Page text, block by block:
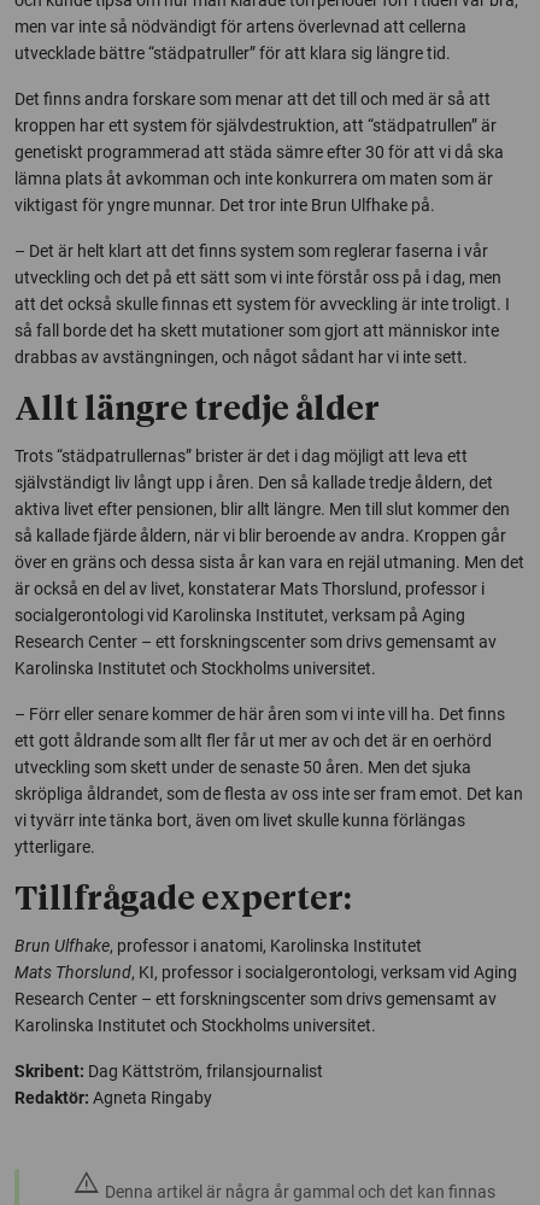
men var inte så nödvändigt för artens överlevnad att cellerna
utvecklade bättre “städpatruller” för att klara sig längre tid.
Det finns andra forskare som menar att det till och med är så att
kroppen har ett system för självdestruktion, att “städpatrullen” är
genetiskt programmerad att städa sämre efter 30 för att vi då ska
lämna plats åt avkomman och inte konkurrera om maten som är
viktigast för yngre munnar. Det tror inte Brun Ulfhake på.
– Det är helt klart att det finns system som reglerar faserna i vår
utveckling och det på ett sätt som vi inte förstår oss på i dag, men
att det också skulle finnas ett system för avveckling är inte troligt. I
så fall borde det ha skett mutationer som gjort att människor inte
drabbas av avstängningen, och något sådant har vi inte sett.
Allt längre tredje ålder
Trots “städpatrullernas” brister är det i dag möjligt att leva ett
självständigt liv långt upp i åren. Den så kallade tredje åldern, det
aktiva livet efter pensionen, blir allt längre. Men till slut kommer den
så kallade fjärde åldern, när vi blir beroende av andra. Kroppen går
över en gräns och dessa sista år kan vara en rejäl utmaning. Men det
är också en del av livet, konstaterar Mats Thorslund, professor i
socialgerontologi vid Karolinska Institutet, verksam på Aging
Research Center – ett forskningscenter som drivs gemensamt av
Karolinska Institutet och Stockholms universitet.
– Förr eller senare kommer de här åren som vi inte vill ha. Det finns
ett gott åldrande som allt fler får ut mer av och det är en oerhörd
utveckling som skett under de senaste 50 åren. Men det sjuka
skröpliga åldrandet, som de flesta av oss inte ser fram emot. Det kan
vi tyvärr inte tänka bort, även om livet skulle kunna förlängas
ytterligare.
Tillfrågade experter:
Brun Ulfhake, professor i anatomi, Karolinska Institutet
Mats Thorslund, KI, professor i socialgerontologi, verksam vid Aging
Research Center – ett forskningscenter som drivs gemensamt av
Karolinska Institutet och Stockholms universitet.
Skribent: Dag Kättström, frilansjournalist
Redaktör: Agneta Ringaby
warning Denna artikel är några år gammal och det kan finnas